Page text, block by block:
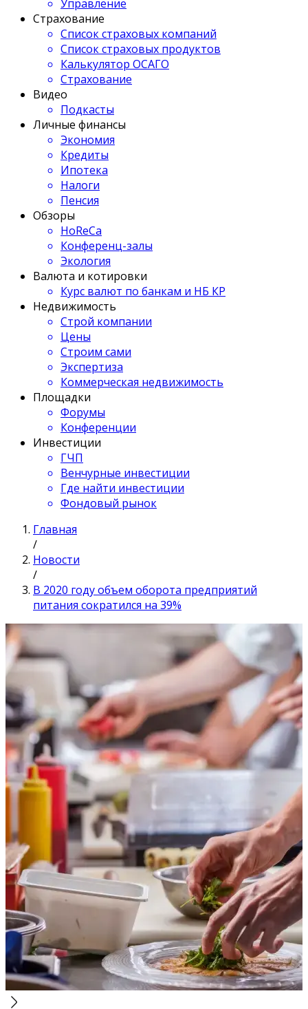
Управление
Страхование
Список страховых компаний
Список страховых продуктов
Калькулятор ОСАГО
Страхование
Видео
Подкасты
Личные финансы
Экономия
Кредиты
Ипотека
Налоги
Пенсия
Обзоры
HoReCa
Конференц-залы
Экология
Валюта и котировки
Курс валют по банкам и НБ КР
Недвижимость
Строй компании
Цены
Строим сами
Экспертиза
Коммерческая недвижимость
Площадки
Форумы
Конференции
Инвестиции
ГЧП
Венчурные инвестиции
Где найти инвестиции
Фондовый рынок
Главная
/
Новости
/
В 2020 году объем оборота предприятий
питания сократился на 39%